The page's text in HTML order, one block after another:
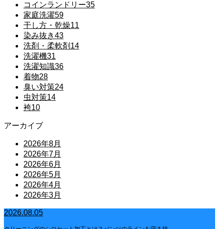
コインランドリー35
家庭洗濯59
干し方・乾燥11
染み抜き43
洗剤・柔軟剤 14
洗濯機31
洗濯知識36
着物28
臭い対策24
虫対策14
袴10
アーカイブ
2026年8月
2026年7月
2026年6月
2026年5月
2026年4月
2026年3月
2026.08.05